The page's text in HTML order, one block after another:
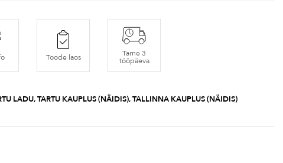
Toode laos
Tarne 3
tööpäeva
LADU, TARTU KAUPLUS (NÄIDIS), TALLINNA KAUPLUS (NÄIDIS)